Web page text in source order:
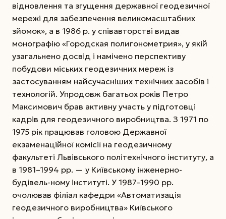
відновлення та згущення державної геодезичної
мережі для забезпечення великомасштабних
зйомок», а в 1986 р. у співавторстві видав
монографію «Городская полигонометрия», у якій
узагальнено досвід і намічено перспективу
побудови міських геодезичних мереж із
застосуванням найсучасніших технічних засобів і
технологій. Упродовж багатьох років Петро
Максимович брав активну участь у підготовці
кадрів для геодезичного виробництва. З 1971 по
1975 рік працював головою Державної
екзаменаційної комісії на геодезичному
факультеті Львівського політехнічного інституту, а
в 1981–1994 рр. — у Київському інженерно-
будівель-ному інституті. У 1987–1990 рр.
очолював філіал кафедри «Автоматизація
геодезичного виробництва» Київського